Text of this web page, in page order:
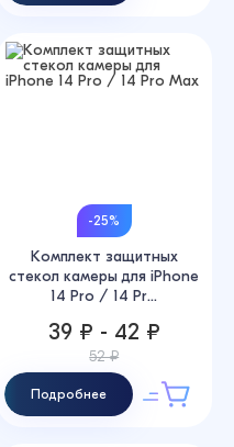
-25%
Комплект защитных
стекол камеры для iPhone
14 Pro / 14 Pr...
39 ₽ - 42 ₽
52 ₽
Подробнее